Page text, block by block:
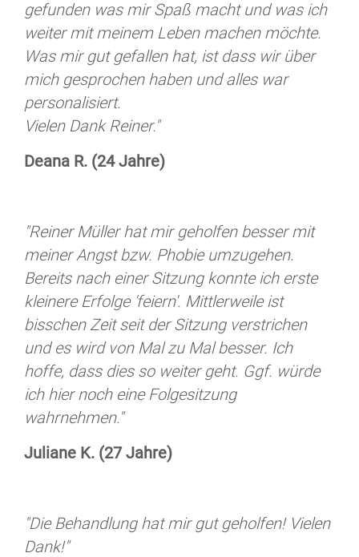
gefunden was mir Spaß macht und was ich
weiter mit meinem Leben machen möchte.
Was mir gut gefallen hat, ist dass wir über
mich gesprochen haben und alles war
personalisiert.
Vielen Dank Reiner."
Deana R. (24 Jahre)
"Reiner Müller hat mir geholfen besser mit
meiner Angst bzw. Phobie umzugehen.
Bereits nach einer Sitzung konnte ich erste
kleinere Erfolge 'feiern'. Mittlerweile ist
bisschen Zeit seit der Sitzung verstrichen
und es wird von Mal zu Mal besser. Ich
hoffe, dass dies so weiter geht. Ggf. würde
ich hier noch eine Folgesitzung
wahrnehmen."
Juliane K. (27 Jahre)
"Die Behandlung hat mir gut geholfen! Vielen
Dank!"